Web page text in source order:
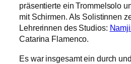
präsentierte ein Trommelsolo
mit Schirmen. Als Solistinnen
Lehrerinnen des Studios:
Catarina Flamenco.
Es war insgesamt ein durch